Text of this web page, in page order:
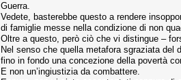
Guerra.
Vedete, basterebbe questo a rendere
di famiglie messe nella condizione di non
Oltre a questo, però ciò che vi distingue –
Nel senso che quella metafora sgraziata del
fino in fondo una concezione della povertà
E non un’ingiustizia da combattere.